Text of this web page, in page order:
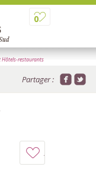
0
Hôtels-restaurants
Partager :